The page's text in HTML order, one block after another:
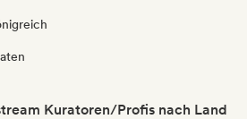
Kuratoren/Profis nach Land